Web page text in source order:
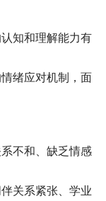
知和理解能力有
绪应对机制，面
不和、缺乏情感
关系紧张、学业